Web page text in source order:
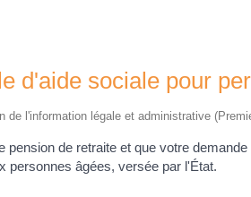
d'aide sociale pour
de l'information légale et administrative
pension de retraite et que votre demande
personnes âgées, versée par l'État.